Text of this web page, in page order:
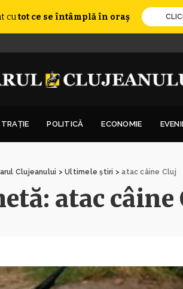
cutot ce se întâmplă în oraș
POLITICĂ ECONOMIE
Clujeanului >Ultimele știri >atac câine Cluj
atac câine